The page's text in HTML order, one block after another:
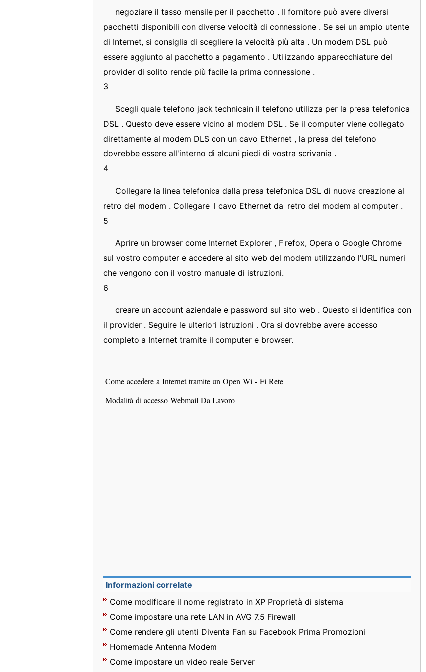
negoziare il tasso mensile per il pacchetto . Il fornitore può avere diversi
pacchetti disponibili con diverse velocità di connessione . Se sei un ampio utente
di Internet, si consiglia di scegliere la velocità più alta . Un modem DSL può
essere aggiunto al pacchetto a pagamento . Utilizzando apparecchiature del
provider di solito rende più facile la prima connessione .
3
Scegli quale telefono jack technicain il telefono utilizza per la presa telefonica
DSL . Questo deve essere vicino al modem DSL . Se il computer viene collegato
direttamente al modem DLS con un cavo Ethernet , la presa del telefono
dovrebbe essere all'interno di alcuni piedi di vostra scrivania .
4
Collegare la linea telefonica dalla presa telefonica DSL di nuova creazione al
retro del modem . Collegare il cavo Ethernet dal retro del modem al computer .
5
Aprire un browser come Internet Explorer , Firefox, Opera o Google Chrome
sul vostro computer e accedere al sito web del modem utilizzando l'URL numeri
che vengono con il vostro manuale di istruzioni.
6
creare un account aziendale e password sul sito web . Questo si identifica con
il provider . Seguire le ulteriori istruzioni . Ora si dovrebbe avere accesso
completo a Internet tramite il computer e browser.
Come accedere a Internet tramite un Open Wi - Fi Rete
Modalità di accesso Webmail Da Lavoro
Informazioni correlate
Come modificare il nome registrato in XP Proprietà di sistema
Come impostare una rete LAN in AVG 7.5 Firewall
Come rendere gli utenti Diventa Fan su Facebook Prima Promozioni
Homemade Antenna Modem
Come impostare un video reale Server